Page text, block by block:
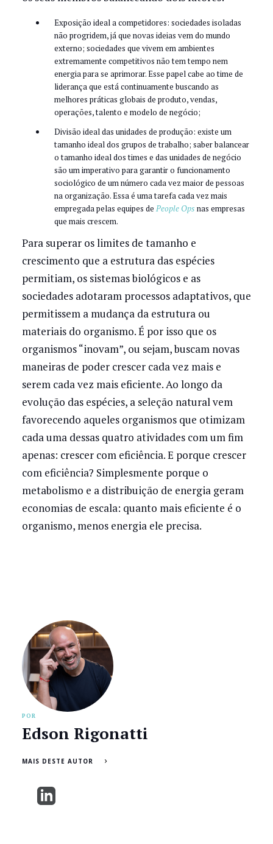
Exposição ideal a competidores: sociedades isoladas
não progridem, já que novas ideias vem do mundo
externo; sociedades que vivem em ambientes
extremamente competitivos não tem tempo nem
energia para se aprimorar. Esse papel cabe ao time de
liderança que está continuamente buscando as
melhores práticas globais de produto, vendas,
operações, talento e modelo de negócio;
Divisão ideal das unidades de produção: existe um
tamanho ideal dos grupos de trabalho; saber balancear
o tamanho ideal dos times e das unidades de negócio
são um imperativo para garantir o funcionamento
sociológico de um número cada vez maior de pessoas
na organização. Essa é uma tarefa cada vez mais
empregada pelas equipes de People Ops nas empresas
que mais crescem.
Para superar os limites de tamanho e
crescimento que a estrutura das espécies
permitiam, os sistemas biológicos e as
sociedades adotaram processos adaptativos, que
permitissem a mudança da estrutura ou
materiais do organismo. É por isso que os
organismos “inovam”, ou sejam, buscam novas
maneiras de poder crescer cada vez mais e
serem cada vez mais eficiente. Ao longo da
evolução das espécies, a seleção natural vem
favorecendo aqueles organismos que otimizam
cada uma dessas quatro atividades com um fim
apenas: crescer com eficiência. E porque crescer
com eficiência? Simplesmente porque o
metabolismo e a distribuição de energia geram
economias de escala: quanto mais eficiente é o
organismo, menos energia ele precisa.
POR
Edson Rigonatti
MAIS DESTE AUTOR